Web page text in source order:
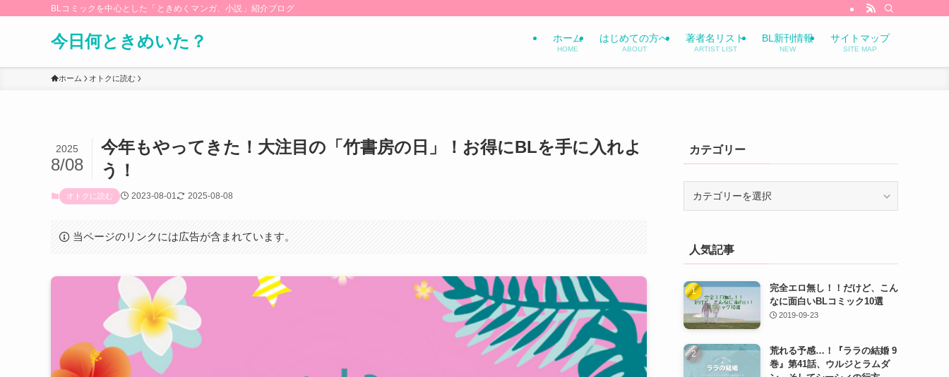
BLコミックを中心とした「ときめくマンガ、小説」紹介ブログ
今日何ときめいた？ ホーム
HOME
はじめての方へ
ABOUT
著者名リスト
ARTIST LIST
BL新刊情報
NEW
サイトマップ
SITE MAP
ホーム オトクに読む
今年もやってきた！大注目の「竹書房の日」！お得にBLを手に入れよ
う！
2025
8/08
オトクに読む 2023-08-01 2025-08-08
当ページのリンクには広告が含まれています。
カテゴリー
ー人気記事
完全エロ無し！！だけど、こん
なに面白いBLコミック10選
2019-09-23
荒れる予感…！『ララの結婚 9
巻』第41話、ウルジとラムダ